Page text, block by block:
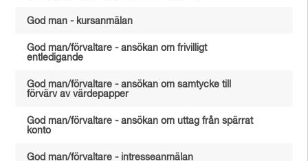
God man - kursanmälan
God man/förvaltare - ansökan om frivilligt
entledigande
God man/förvaltare - ansökan om samtycke till
förvärv av värdepapper
God man/förvaltare - ansökan om uttag från spärrat
konto
God man/förvaltare - intresseanmälan